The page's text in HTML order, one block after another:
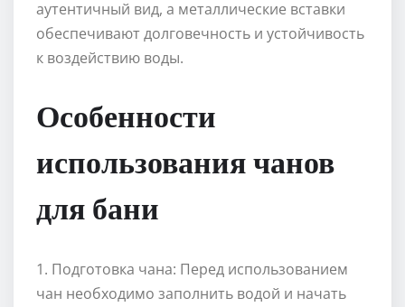
аутентичный вид, а металлические вставки
обеспечивают долговечность и устойчивость
к воздействию воды.
Особенности
использования чанов
для бани
1. Подготовка чана: Перед использованием
чан необходимо заполнить водой и начать